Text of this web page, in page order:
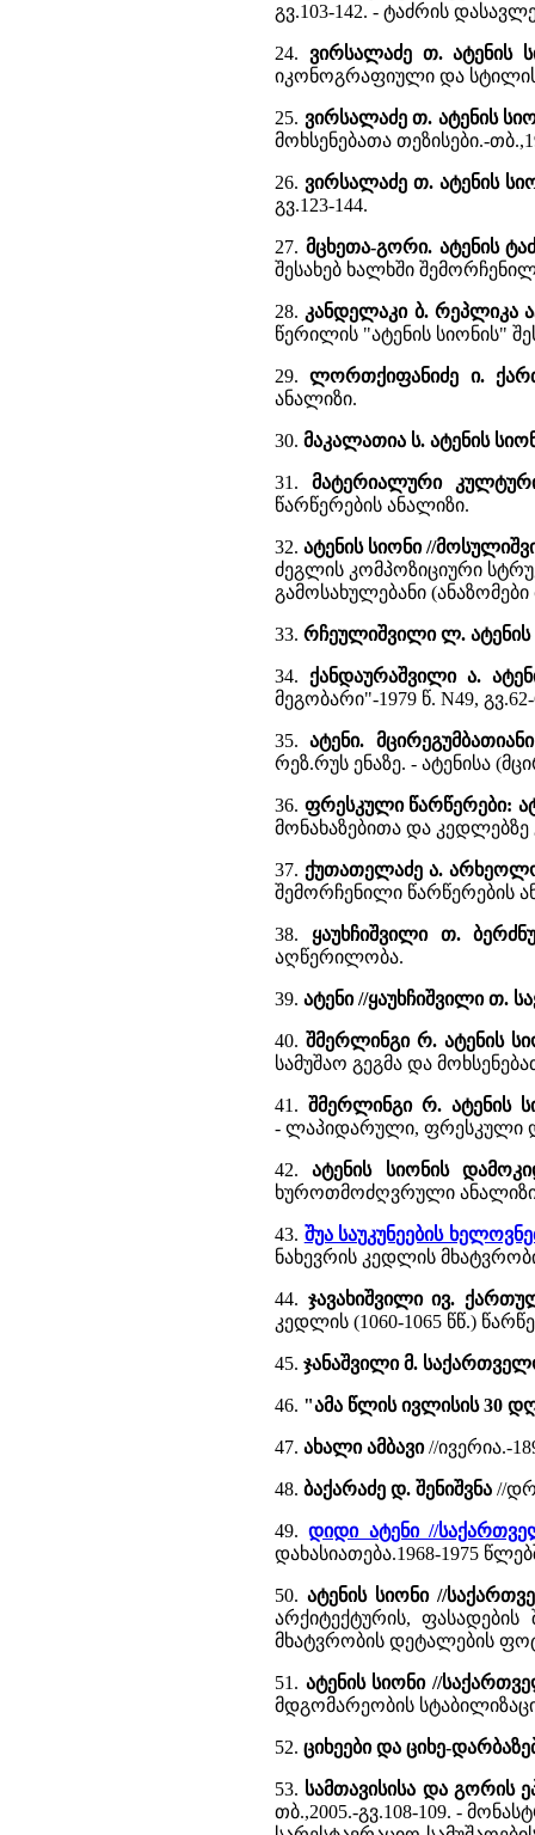
გვ.103-142. - ტაძრის
24. ვირსალაძე თ. ატენის
იკონოგრაფიული და
25. ვირსალაძე თ. ატენის
მოხსენებათა თეზისები.-
26. ვირსალაძე თ. ატენის
გვ.123-144.
27. მცხეთა-გორი. ატენის
შესახებ ხალხში
28. კანდელაკი ბ. რეპლიკა
წერილის "ატენის სიონის"
29.ლორთქიფანიძე ი.
ანალიზი.
30. მაკალათია ს. ატენის
31.მატერიალური
წარწერების ანალიზი.
32. ატენის სიონი //
ძეგლის კომპოზიციური
გამოსახულებანი
33. რჩეულიშვილი ლ. ატენის
34. ქანდაურაშვილი ა.
მეგობარი"-1979 წ. N49,
35.ატენი.
რეზ.რუს ენაზე. - ატენისა
36. ფრესკული წარწერები:
მონახაზებითა და კედლებზე
37. ქუთათელაძე ა.
შემორჩენილი წარწერების
38. ყაუხჩიშვილი თ.
აღწერილობა.
39. ატენი //ყაუხჩიშვილი თ.
40.შმერლინგი რ. ატენის
სამუშაო გეგმა და
41.შმერლინგი რ. ატენის
- ლაპიდარული, ფრესკული
42.ატენის სიონის
ხუროთმოძღვრული ანალიზი
43. შუა საუკუნეების
ნახევრის კედლის
44. ჯავახიშვილი ივ.
კედლის (1060-1065 წწ.)
45. ჯანაშვილი მ.
46. "ამა წლის ივლისის 30
47. ახალი ამბავი//ივერია.-
48. ბაქარაძე დ. შენიშვნა //
49.დიდი ატენი //
დახასიათება.1968-1975
50.ატენის სიონი //
არქიტექტურის,
მხატვრობის დეტალების
51. ატენის სიონი //
მდგომარეობის
52. ციხეები და ციხე-
53. სამთავისისა და გორის
თბ.,2005.-გვ.108-109. -